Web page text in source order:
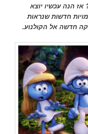
אז הנה עכשיו יוצא
חדשות שנראות
חדשה אל הקולנוע.